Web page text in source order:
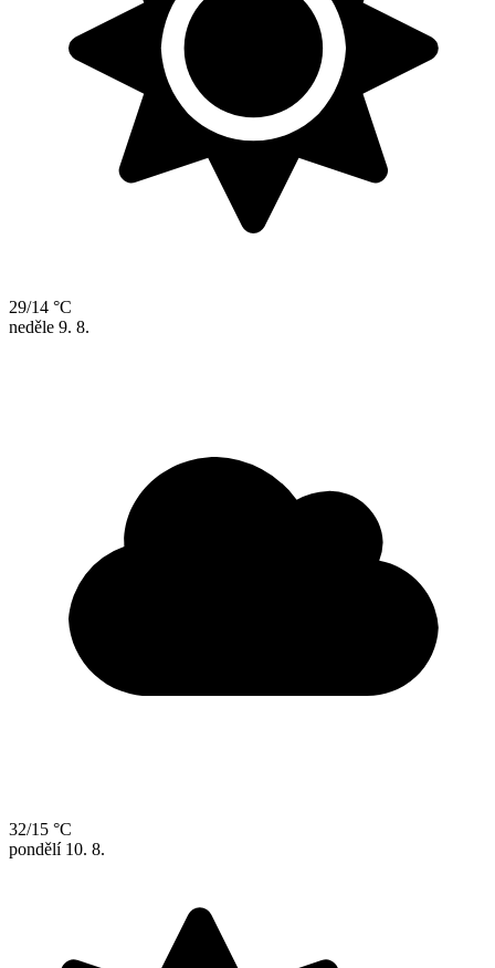
29/14 °C
neděle 9. 8.
32/15 °C
pondělí 10. 8.